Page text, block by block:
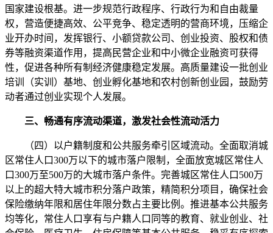
国家建设根基。进一步规范行政程序、行政行为和自由裁量
权，营造便捷高效、公平竞争、稳定透明的营商环境，压缩企
业开办时间，发挥银行、小额贷款公司、创业投资、股权和债
券等融资渠道作用，提高民营企业和中小微企业融资可获得
性，促进各种所有制经济健康稳定发展。高质量建设一批创业
培训（实训）基地、创业孵化基地和农村创新创业园，鼓励劳
动者通过创业实现个人发展。
三、畅通有序流动渠道，激发社会性流动活力
（四）以户籍制度和公共服务牵引区域流动。全面取消城
区常住人口300万以下的城市落户限制，全面放宽城区常住人
口300万至500万的大城市落户条件。完善城区常住人口500万
以上的超大特大城市积分落户政策，精简积分项目，确保社会
保险缴纳年限和居住年限分数占主要比例。推进基本公共服务
均等化，常住人口享有与户籍人口同等的教育、就业创业、社